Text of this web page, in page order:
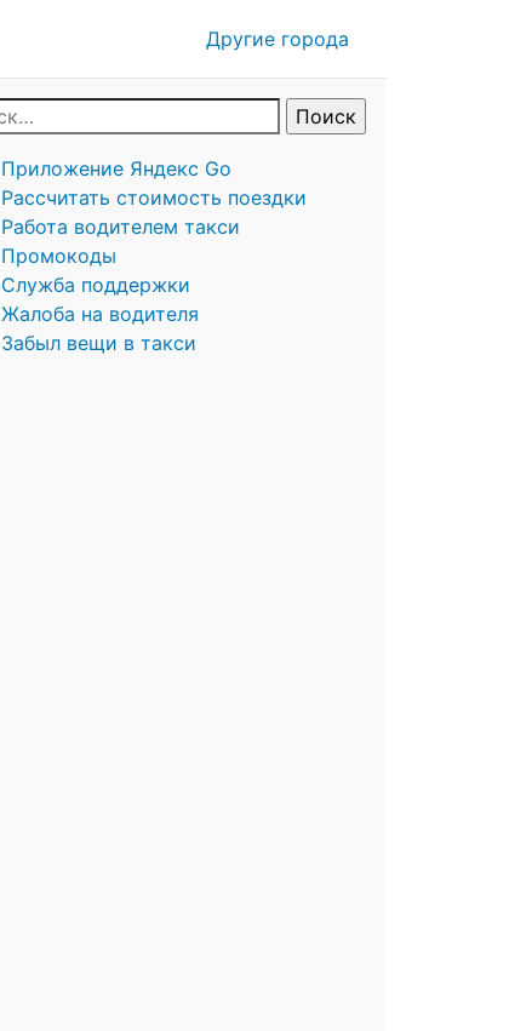
Другие города
Приложение Яндекс Go
Рассчитать стоимость поездки
Работа водителем такси
Промокоды
Служба поддержки
Жалоба на водителя
Забыл вещи в такси